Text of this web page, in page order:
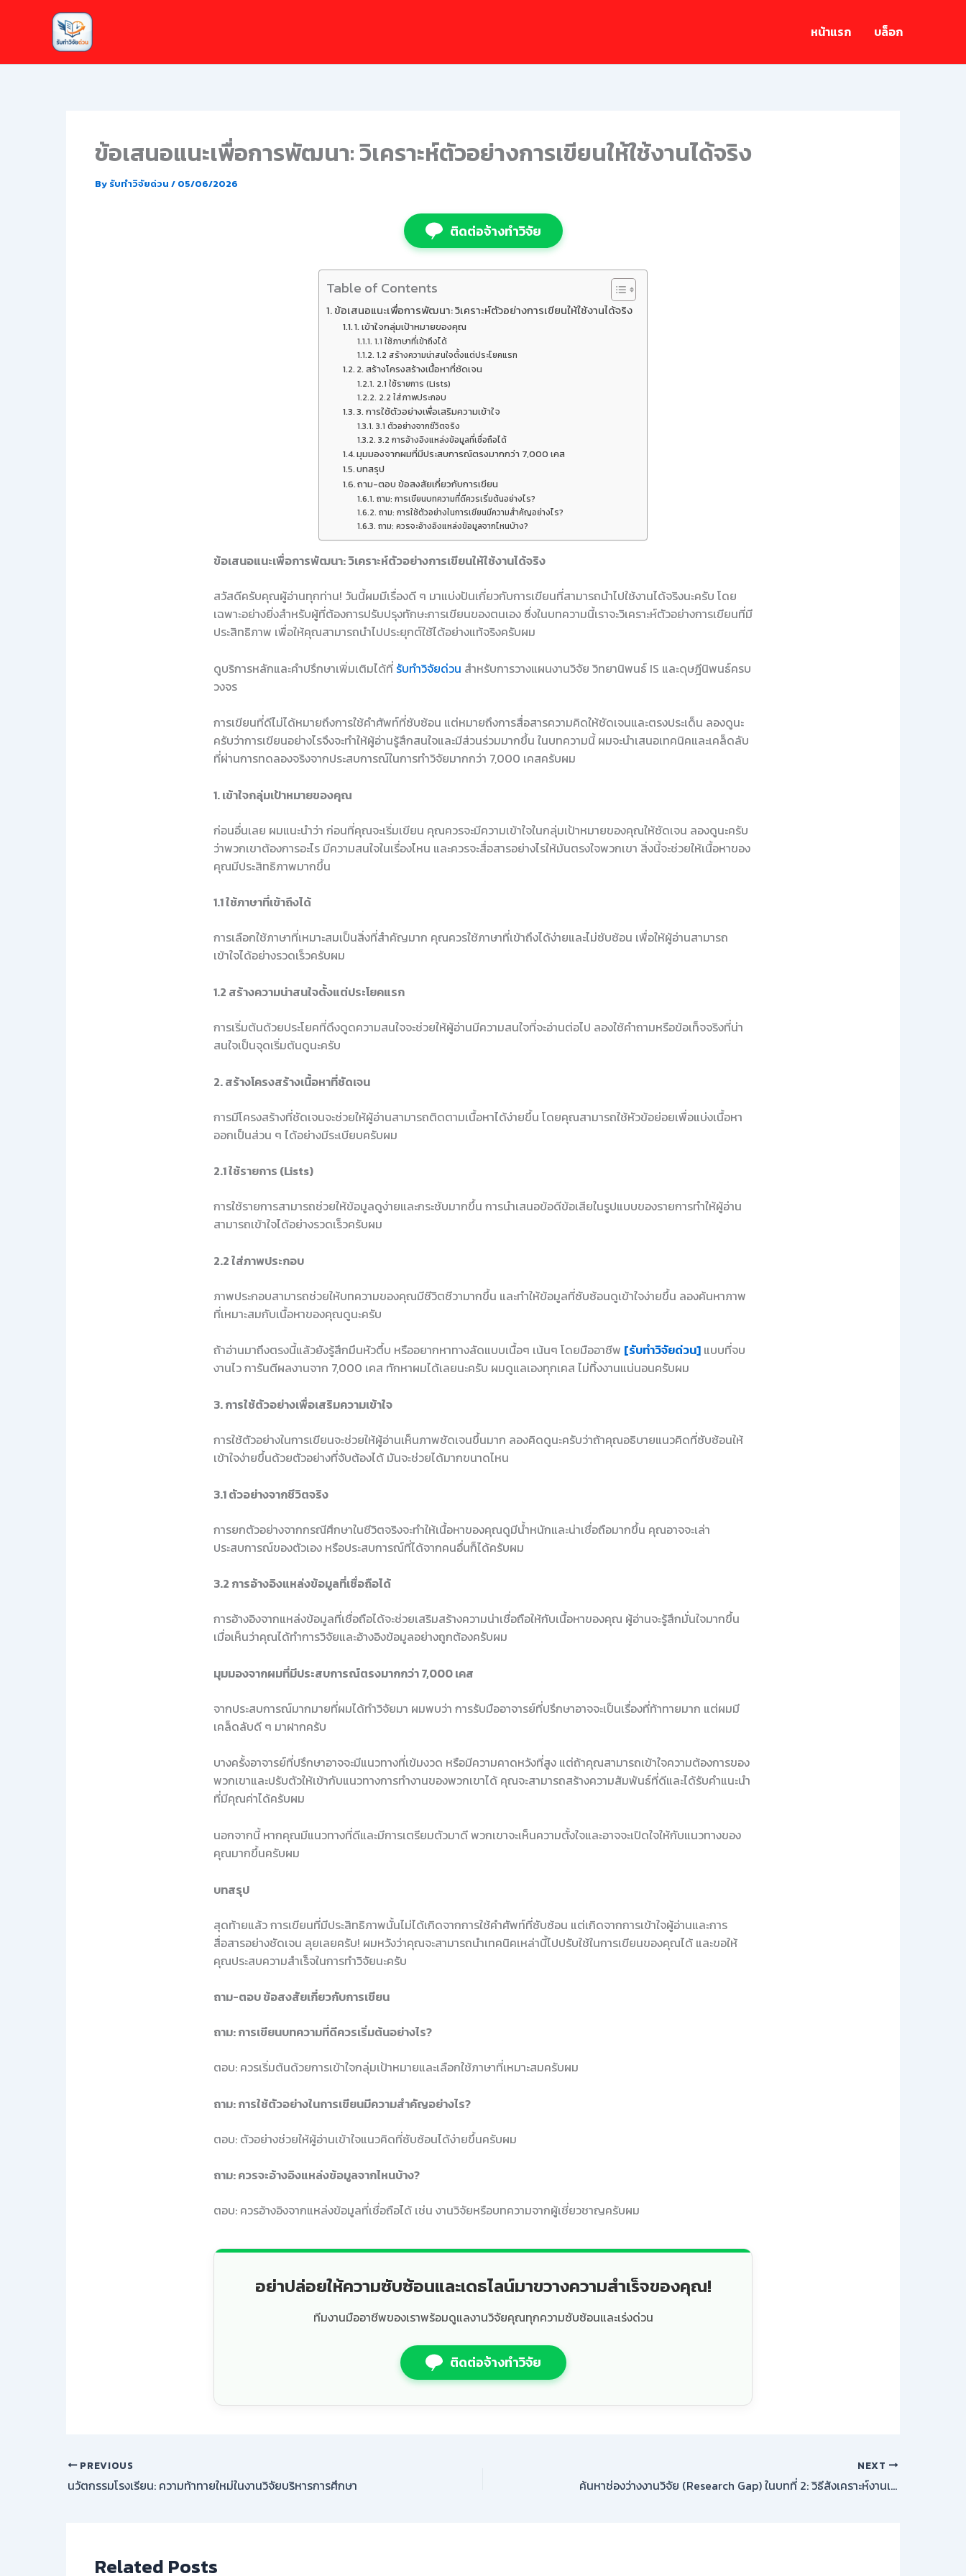
หน้าแรก บล็อก
ข้อเสนอแนะเพื่อการพัฒนา: วิเคราะห์ตัวอย่างการเขียนให้ใช้งานได้จริง
By รับทำวิจัยด่วน / 05/06/2026
ติดต่อจ้างทำวิจัย
Table of Contents
ข้อเสนอแนะเพื่อการพัฒนา: วิเคราะห์ตัวอย่างการเขียนให้ใช้งานได้จริง
1. เข้าใจกลุ่มเป้าหมายของคุณ
1.1 ใช้ภาษาที่เข้าถึงได้
1.2 สร้างความน่าสนใจตั้งแต่ประโยคแรก
2. สร้างโครงสร้างเนื้อหาที่ชัดเจน
2.1 ใช้รายการ (Lists)
2.2 ใส่ภาพประกอบ
3. การใช้ตัวอย่างเพื่อเสริมความเข้าใจ
3.1 ตัวอย่างจากชีวิตจริง
3.2 การอ้างอิงแหล่งข้อมูลที่เชื่อถือได้
มุมมองจากผมที่มีประสบการณ์ตรงมากกว่า 7,000 เคส
บทสรุป
ถาม-ตอบ ข้อสงสัยเกี่ยวกับการเขียน
ถาม: การเขียนบทความที่ดีควรเริ่มต้นอย่างไร?
ถาม: การใช้ตัวอย่างในการเขียนมีความสำคัญอย่างไร?
ถาม: ควรจะอ้างอิงแหล่งข้อมูลจากไหนบ้าง?
ข้อเสนอแนะเพื่อการพัฒนา: วิเคราะห์ตัวอย่างการเขียนให้ใช้งานได้จริง
สวัสดีครับคุณผู้อ่านทุกท่าน! วันนี้ผมมีเรื่องดี ๆ มาแบ่งปันเกี่ยวกับการเขียนที่สามารถนำไปใช้งานได้จริงนะครับ โดย
เฉพาะอย่างยิ่งสำหรับผู้ที่ต้องการปรับปรุงทักษะการเขียนของตนเอง ซึ่งในบทความนี้เราจะวิเคราะห์ตัวอย่างการเขียนที่มี
ประสิทธิภาพ เพื่อให้คุณสามารถนำไปประยุกต์ใช้ได้อย่างแท้จริงครับผม
ดูบริการหลักและคำปรึกษาเพิ่มเติมได้ที่ รับทำวิจัยด่วน สำหรับการวางแผนงานวิจัย วิทยานิพนธ์ IS และดุษฎีนิพนธ์ครบ
วงจร
การเขียนที่ดีไม่ได้หมายถึงการใช้คำศัพท์ที่ซับซ้อน แต่หมายถึงการสื่อสารความคิดให้ชัดเจนและตรงประเด็น ลองดูนะ
ครับว่าการเขียนอย่างไรจึงจะทำให้ผู้อ่านรู้สึกสนใจและมีส่วนร่วมมากขึ้น ในบทความนี้ ผมจะนำเสนอเทคนิคและเคล็ดลับ
ที่ผ่านการทดลองจริงจากประสบการณ์ในการทำวิจัยมากกว่า 7,000 เคสครับผม
1. เข้าใจกลุ่มเป้าหมายของคุณ
ก่อนอื่นเลย ผมแนะนำว่า ก่อนที่คุณจะเริ่มเขียน คุณควรจะมีความเข้าใจในกลุ่มเป้าหมายของคุณให้ชัดเจน ลองดูนะครับ
ว่าพวกเขาต้องการอะไร มีความสนใจในเรื่องไหน และควรจะสื่อสารอย่างไรให้มันตรงใจพวกเขา สิ่งนี้จะช่วยให้เนื้อหาของ
คุณมีประสิทธิภาพมากขึ้น
1.1 ใช้ภาษาที่เข้าถึงได้
การเลือกใช้ภาษาที่เหมาะสมเป็นสิ่งที่สำคัญมาก คุณควรใช้ภาษาที่เข้าถึงได้ง่ายและไม่ซับซ้อน เพื่อให้ผู้อ่านสามารถ
เข้าใจได้อย่างรวดเร็วครับผม
1.2 สร้างความน่าสนใจตั้งแต่ประโยคแรก
การเริ่มต้นด้วยประโยคที่ดึงดูดความสนใจจะช่วยให้ผู้อ่านมีความสนใจที่จะอ่านต่อไป ลองใช้คำถามหรือข้อเท็จจริงที่น่า
สนใจเป็นจุดเริ่มต้นดูนะครับ
2. สร้างโครงสร้างเนื้อหาที่ชัดเจน
การมีโครงสร้างที่ชัดเจนจะช่วยให้ผู้อ่านสามารถติดตามเนื้อหาได้ง่ายขึ้น โดยคุณสามารถใช้หัวข้อย่อยเพื่อแบ่งเนื้อหา
ออกเป็นส่วน ๆ ได้อย่างมีระเบียบครับผม
2.1 ใช้รายการ (Lists)
การใช้รายการสามารถช่วยให้ข้อมูลดูง่ายและกระชับมากขึ้น การนำเสนอข้อดีข้อเสียในรูปแบบของรายการทำให้ผู้อ่าน
สามารถเข้าใจได้อย่างรวดเร็วครับผม
2.2 ใส่ภาพประกอบ
ภาพประกอบสามารถช่วยให้บทความของคุณมีชีวิตชีวามากขึ้น และทำให้ข้อมูลที่ซับซ้อนดูเข้าใจง่ายขึ้น ลองค้นหาภาพ
ที่เหมาะสมกับเนื้อหาของคุณดูนะครับ
ถ้าอ่านมาถึงตรงนี้แล้วยังรู้สึกมึนหัวตึ้บ หรืออยากหาทางลัดแบบเนื้อๆ เน้นๆ โดยมืออาชีพ [รับทำวิจัยด่วน] แบบที่จบ
งานไว การันตีผลงานจาก 7,000 เคส ทักหาผมได้เลยนะครับ ผมดูแลเองทุกเคส ไม่ทิ้งงานแน่นอนครับผม
3. การใช้ตัวอย่างเพื่อเสริมความเข้าใจ
การใช้ตัวอย่างในการเขียนจะช่วยให้ผู้อ่านเห็นภาพชัดเจนขึ้นมาก ลองคิดดูนะครับว่าถ้าคุณอธิบายแนวคิดที่ซับซ้อนให้
เข้าใจง่ายขึ้นด้วยตัวอย่างที่จับต้องได้ มันจะช่วยได้มากขนาดไหน
3.1 ตัวอย่างจากชีวิตจริง
การยกตัวอย่างจากกรณีศึกษาในชีวิตจริงจะทำให้เนื้อหาของคุณดูมีน้ำหนักและน่าเชื่อถือมากขึ้น คุณอาจจะเล่า
ประสบการณ์ของตัวเอง หรือประสบการณ์ที่ได้จากคนอื่นก็ได้ครับผม
3.2 การอ้างอิงแหล่งข้อมูลที่เชื่อถือได้
การอ้างอิงจากแหล่งข้อมูลที่เชื่อถือได้จะช่วยเสริมสร้างความน่าเชื่อถือให้กับเนื้อหาของคุณ ผู้อ่านจะรู้สึกมั่นใจมากขึ้น
เมื่อเห็นว่าคุณได้ทำการวิจัยและอ้างอิงข้อมูลอย่างถูกต้องครับผม
มุมมองจากผมที่มีประสบการณ์ตรงมากกว่า 7,000 เคส
จากประสบการณ์มากมายที่ผมได้ทำวิจัยมา ผมพบว่า การรับมืออาจารย์ที่ปรึกษาอาจจะเป็นเรื่องที่ท้าทายมาก แต่ผมมี
เคล็ดลับดี ๆ มาฝากครับ
บางครั้งอาจารย์ที่ปรึกษาอาจจะมีแนวทางที่เข้มงวด หรือมีความคาดหวังที่สูง แต่ถ้าคุณสามารถเข้าใจความต้องการของ
พวกเขาและปรับตัวให้เข้ากับแนวทางการทำงานของพวกเขาได้ คุณจะสามารถสร้างความสัมพันธ์ที่ดีและได้รับคำแนะนำ
ที่มีคุณค่าได้ครับผม
นอกจากนี้ หากคุณมีแนวทางที่ดีและมีการเตรียมตัวมาดี พวกเขาจะเห็นความตั้งใจและอาจจะเปิดใจให้กับแนวทางของ
คุณมากขึ้นครับผม
บทสรุป
สุดท้ายแล้ว การเขียนที่มีประสิทธิภาพนั้นไม่ได้เกิดจากการใช้คำศัพท์ที่ซับซ้อน แต่เกิดจากการเข้าใจผู้อ่านและการ
สื่อสารอย่างชัดเจน ลุยเลยครับ! ผมหวังว่าคุณจะสามารถนำเทคนิคเหล่านี้ไปปรับใช้ในการเขียนของคุณได้ และขอให้
คุณประสบความสำเร็จในการทำวิจัยนะครับ
ถาม-ตอบ ข้อสงสัยเกี่ยวกับการเขียน
ถาม: การเขียนบทความที่ดีควรเริ่มต้นอย่างไร?
ตอบ: ควรเริ่มต้นด้วยการเข้าใจกลุ่มเป้าหมายและเลือกใช้ภาษาที่เหมาะสมครับผม
ถาม: การใช้ตัวอย่างในการเขียนมีความสำคัญอย่างไร?
ตอบ: ตัวอย่างช่วยให้ผู้อ่านเข้าใจแนวคิดที่ซับซ้อนได้ง่ายขึ้นครับผม
ถาม: ควรจะอ้างอิงแหล่งข้อมูลจากไหนบ้าง?
ตอบ: ควรอ้างอิงจากแหล่งข้อมูลที่เชื่อถือได้ เช่น งานวิจัยหรือบทความจากผู้เชี่ยวชาญครับผม
อย่าปล่อยให้ความซับซ้อนและเดธไลน์มาขวางความสำเร็จของคุณ!
ทีมงานมืออาชีพของเราพร้อมดูแลงานวิจัยคุณทุกความซับซ้อนและเร่งด่วน
ติดต่อจ้างทำวิจัย
PREVIOUS
นวัตกรรมโรงเรียน: ความท้าทายใหม่ในงานวิจัยบริหารการศึกษา
NEXT
ค้นหาช่องว่างงานวิจัย (Research Gap) ในบทที่ 2: วิธีสังเคราะห์งานเดิม
Related Posts